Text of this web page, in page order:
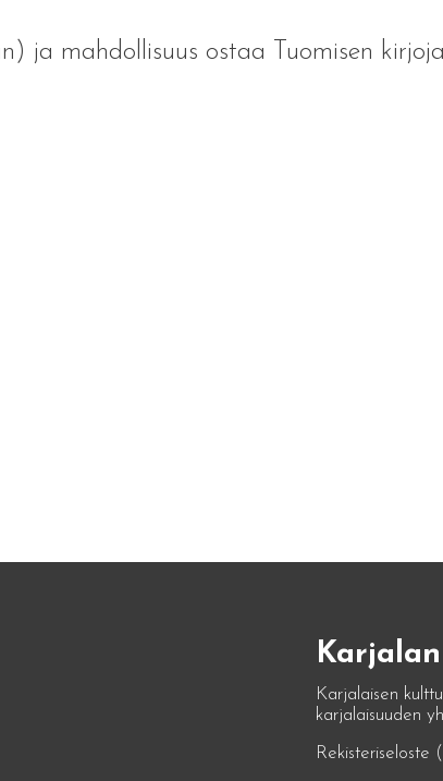
ja mahdollisuus ostaa Tuomisen
Karjalaisen
karjalaisuuden
Rekisteriseloste